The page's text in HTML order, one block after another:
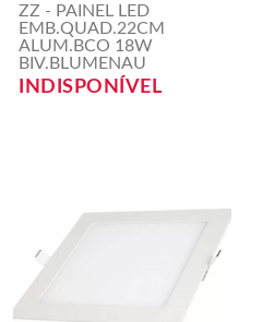
ZZ - PAINEL LED
EMB.QUAD.22CM
ALUM.BCO 18W
BIV.BLUMENAU
INDISPONÍVEL